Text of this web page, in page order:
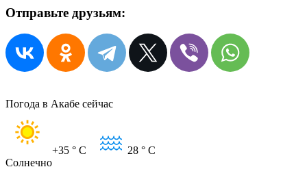
Отправьте друзьям:
Погода в Акабе сейчас
+35 ° C 28 ° C
Солнечно